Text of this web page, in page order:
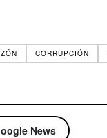
CORRUPCIÓN
News